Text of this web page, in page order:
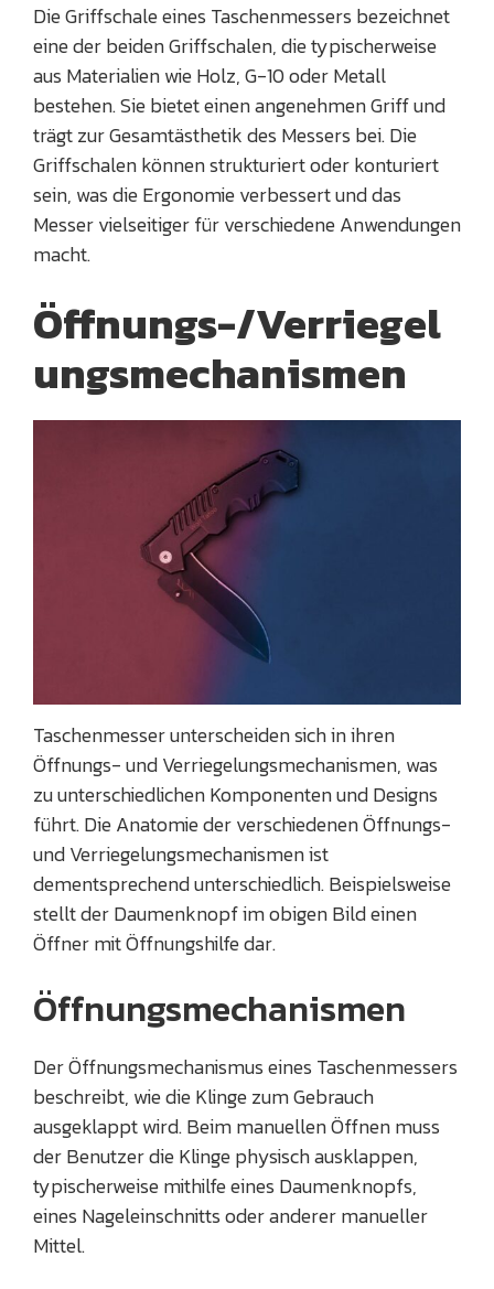
Die Griffschale eines Taschenmessers bezeichnet
eine der beiden Griffschalen, die typischerweise
aus Materialien wie Holz, G-10 oder Metall
bestehen. Sie bietet einen angenehmen Griff und
trägt zur Gesamtästhetik des Messers bei. Die
Griffschalen können strukturiert oder konturiert
sein, was die Ergonomie verbessert und das
Messer vielseitiger für verschiedene Anwendungen
macht.
Öffnungs-/Verriegel
ungsmechanismen
Taschenmesser unterscheiden sich in ihren
Öffnungs- und Verriegelungsmechanismen, was
zu unterschiedlichen Komponenten und Designs
führt. Die Anatomie der verschiedenen Öffnungs-
und Verriegelungsmechanismen ist
dementsprechend unterschiedlich. Beispielsweise
stellt der Daumenknopf im obigen Bild einen
Öffner mit Öffnungshilfe dar.
Öffnungsmechanismen
Der Öffnungsmechanismus eines Taschenmessers
beschreibt, wie die Klinge zum Gebrauch
ausgeklappt wird. Beim manuellen Öffnen muss
der Benutzer die Klinge physisch ausklappen,
typischerweise mithilfe eines Daumenknopfs,
eines Nageleinschnitts oder anderer manueller
Mittel.